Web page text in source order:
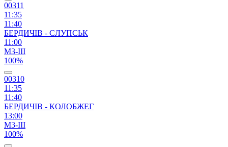
00311
11:35
11:40
БЕРДИЧІВ - СЛУПСЬК
11:00
М3-ІІІ
100%
00310
11:35
11:40
БЕРДИЧІВ - КОЛОБЖЕГ
13:00
М3-ІІІ
100%